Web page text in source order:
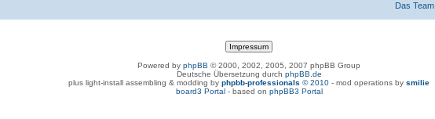
Das Team
Powered by phpBB © 2000, 2002, 2005, 2007 phpBB Group
Deutsche Übersetzung durch phpBB.de
plus light-install assembling & modding by phpbb-professionals © 2010 - mod operations by smilie
board3 Portal- based on phpBB3 Portal